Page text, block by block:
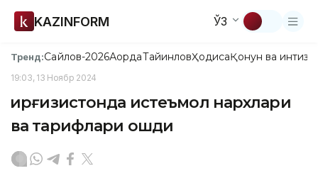
KAZINFORM ЎЗ
Тренд:Сайлов-2026АқордаТайинловҲодисаҚонун ва
19:03, 13 Ноябр 2024
Қирғизистонда истеъмол нархлари
ва тарифлари ошди